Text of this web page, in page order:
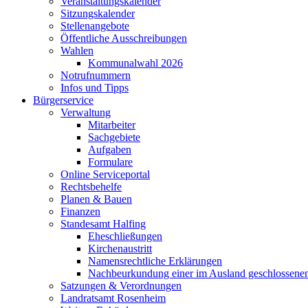
Sitzungskalender
Stellenangebote
Öffentliche Ausschreibungen
Wahlen
Kommunalwahl 2026
Notrufnummern
Infos und Tipps
Bürgerservice
Verwaltung
Mitarbeiter
Sachgebiete
Aufgaben
Formulare
Online Serviceportal
Rechtsbehelfe
Planen & Bauen
Finanzen
Standesamt Halfing
Eheschließungen
Kirchenaustritt
Namensrechtliche Erklärungen
Nachbeurkundung einer im Ausland
Satzungen & Verordnungen
Landratsamt Rosenheim